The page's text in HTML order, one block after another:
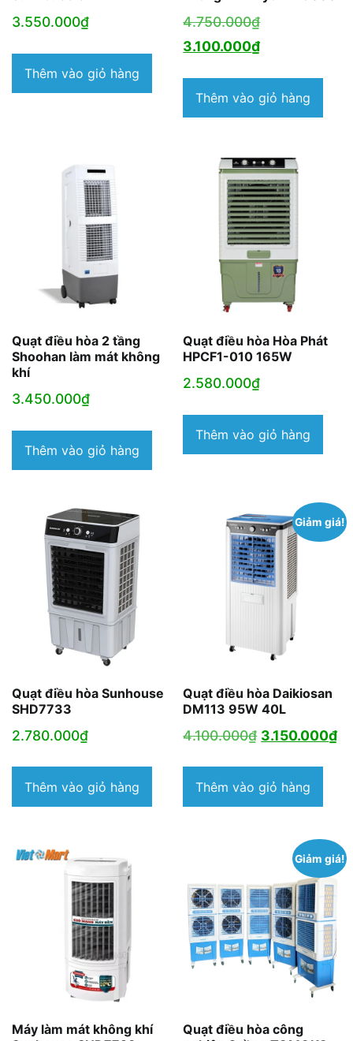
3.550.000₫
Thêm vào giỏ hàng
4.750.000₫Giá
gốc
4.750.000₫.
3.100.000₫Giá
tại
là:
Thêm vào giỏ hàng
Quạt điều hòa 2 tầng
Shoohan làm mát không
khí
3.450.000₫
Thêm vào giỏ hàng
Quạt điều hòa Hòa Phát
HPCF1-010 165W
2.580.000₫
Thêm vào giỏ hàng
Quạt điều hòa Sunhouse
SHD7733
2.780.000₫
Thêm vào giỏ hàng
Giảm giá!
Quạt điều hòa Daikiosan
DM113 95W 40L
4.100.000₫ Giá
là:
4.100.000₫.
3.150.000₫
Thêm vào giỏ hàng
Máy làm mát không khí
Giảm giá!
Quạt điều hòa công